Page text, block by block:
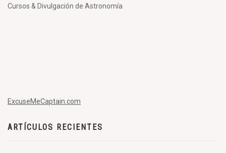
Cursos & Divulgación de Astronomía
ExcuseMeCaptain.com
ARTÍCULOS RECIENTES